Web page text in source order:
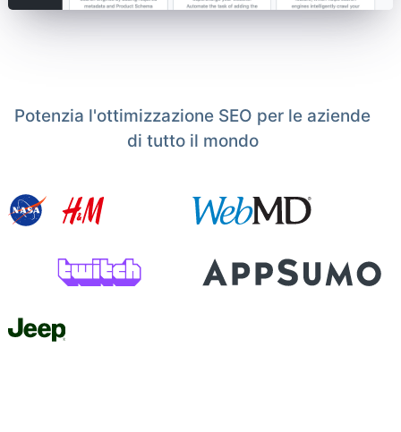
Potenzia l'ottimizzazione SEO per le aziende
di tutto il mondo